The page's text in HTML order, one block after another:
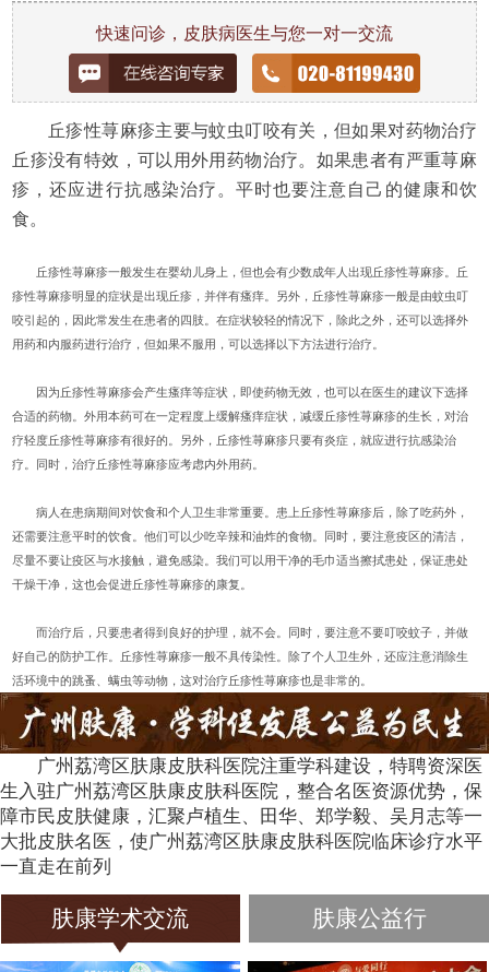
快速问诊，皮肤病医生与您一对一交流
丘疹性荨麻疹主要与蚊虫叮咬有关，但如果对药物治疗
丘疹没有特效，可以用外用药物治疗。如果患者有严重荨麻
疹，还应进行抗感染治疗。平时也要注意自己的健康和饮
食。
丘疹性荨麻疹一般发生在婴幼儿身上，但也会有少数成年人出现丘疹性荨麻疹。丘
疹性荨麻疹明显的症状是出现丘疹，并伴有瘙痒。另外，丘疹性荨麻疹一般是由蚊虫叮
咬引起的，因此常发生在患者的四肢。在症状较轻的情况下，除此之外，还可以选择外
用药和内服药进行治疗，但如果不服用，可以选择以下方法进行治疗。
因为丘疹性荨麻疹会产生瘙痒等症状，即使药物无效，也可以在医生的建议下选择
合适的药物。外用本药可在一定程度上缓解瘙痒症状，减缓丘疹性荨麻疹的生长，对治
疗轻度丘疹性荨麻疹有很好的。另外，丘疹性荨麻疹只要有炎症，就应进行抗感染治
疗。同时，治疗丘疹性荨麻疹应考虑内外用药。
病人在患病期间对饮食和个人卫生非常重要。患上丘疹性荨麻疹后，除了吃药外，
还需要注意平时的饮食。他们可以少吃辛辣和油炸的食物。同时，要注意疫区的清洁，
尽量不要让疫区与水接触，避免感染。我们可以用干净的毛巾适当擦拭患处，保证患处
干燥干净，这也会促进丘疹性荨麻疹的康复。
而治疗后，只要患者得到良好的护理，就不会。同时，要注意不要叮咬蚊子，并做
好自己的防护工作。丘疹性荨麻疹一般不具传染性。除了个人卫生外，还应注意消除生
活环境中的跳蚤、螨虫等动物，这对治疗丘疹性荨麻疹也是非常的。
广州荔湾区肤康皮肤科医院注重学科建设，特聘资深医
生入驻广州荔湾区肤康皮肤科医院，整合名医资源优势，保
障市民皮肤健康，汇聚卢植生、田华、郑学毅、吴月志等一
大批皮肤名医，使广州荔湾区肤康皮肤科医院临床诊疗水平
一直走在前列
肤康学术交流 肤康公益行